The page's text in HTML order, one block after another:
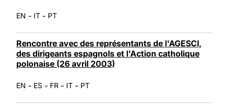
EN - IT - PT
Rencontre avec des représentants de l'AGESCI,
des dirigeants espagnols et l'Action catholique
polonaise (26 avril 2003)
EN - ES - FR - IT - PT